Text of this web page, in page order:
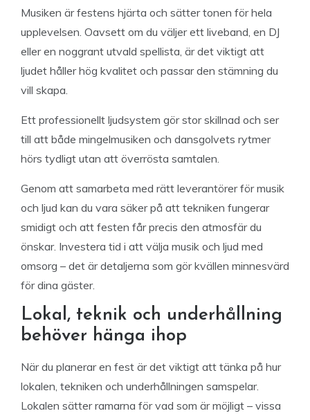
Musiken är festens hjärta och sätter tonen för hela
upplevelsen. Oavsett om du väljer ett liveband, en DJ
eller en noggrant utvald spellista, är det viktigt att
ljudet håller hög kvalitet och passar den stämning du
vill skapa.
Ett professionellt ljudsystem gör stor skillnad och ser
till att både mingelmusiken och dansgolvets rytmer
hörs tydligt utan att överrösta samtalen.
Genom att samarbeta med rätt leverantörer för musik
och ljud kan du vara säker på att tekniken fungerar
smidigt och att festen får precis den atmosfär du
önskar. Investera tid i att välja musik och ljud med
omsorg – det är detaljerna som gör kvällen minnesvärd
för dina gäster.
Lokal, teknik och underhållning
behöver hänga ihop
När du planerar en fest är det viktigt att tänka på hur
lokalen, tekniken och underhållningen samspelar.
Lokalen sätter ramarna för vad som är möjligt – vissa